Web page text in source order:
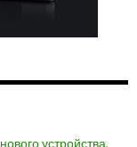
устройства,